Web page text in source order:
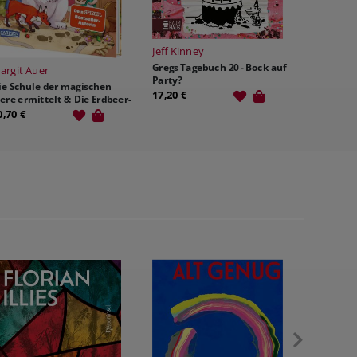
Kinney
Tagebuch 20 - Bock auf
€
Alexander Steffensmeier
Lieselotte lauert
21,40 €